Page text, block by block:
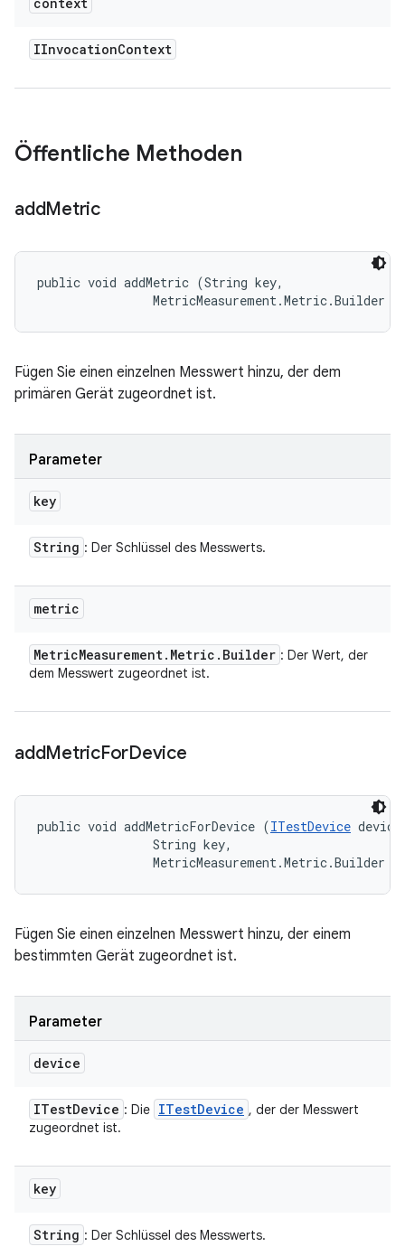
IInvocationContext
Öffentliche Methoden
addMetric
public void addMetric (String key,
MetricMeasurement.Metric.Builder
Fügen Sie einen einzelnen Messwert hinzu, der dem
primären Gerät zugeordnet ist.
Parameter
key
String : Der Schlüssel des Messwerts.
metric
MetricMeasurement. Metric . Builder : Der Wert, der
dem Messwert zugeordnet ist.
addMetricForDevice
public void addMetricForDevice (ITestDevice
                String key,
MetricMeasurement.Metric.Builder
Fügen Sie einen einzelnen Messwert hinzu, der einem
bestimmten Gerät zugeordnet ist.
Parameter
device
ITestDevice : Die ITestDevice , der der Messwert
zugeordnet ist.
key
String : Der Schlüssel des Messwerts.